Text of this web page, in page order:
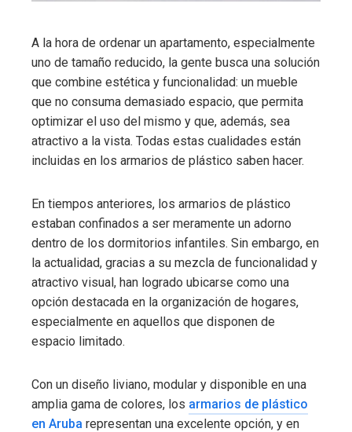
A la hora de ordenar un apartamento, especialmente
uno de tamaño reducido, la gente busca una solución
que combine estética y funcionalidad: un mueble
que no consuma demasiado espacio, que permita
optimizar el uso del mismo y que, además, sea
atractivo a la vista. Todas estas cualidades están
incluidas en los armarios de plástico saben hacer.
En tiempos anteriores, los armarios de plástico
estaban confinados a ser meramente un adorno
dentro de los dormitorios infantiles. Sin embargo, en
la actualidad, gracias a su mezcla de funcionalidad y
atractivo visual, han logrado ubicarse como una
opción destacada en la organización de hogares,
especialmente en aquellos que disponen de
espacio limitado.
Con un diseño liviano, modular y disponible en una
amplia gama de colores, los armarios de plástico
en Aruba representan una excelente opción, y en